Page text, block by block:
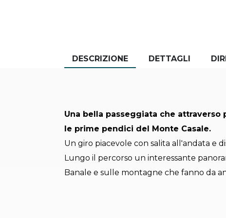
DESCRIZIONE DETTAGLI
Una bella passeggiata che
le prime pendici del Monte Casale.
Un giro piacevole con salita all'andata e
Lungo il percorso un interessante
Banale e sulle montagne che fanno da